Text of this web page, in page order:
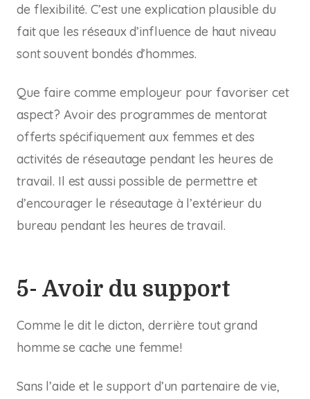
de flexibilité. C’est une explication plausible du
fait que les réseaux d’influence de haut niveau
sont souvent bondés d’hommes.
Que faire comme employeur pour favoriser cet
aspect? Avoir des programmes de mentorat
offerts spécifiquement aux femmes et des
activités de réseautage pendant les heures de
travail. Il est aussi possible de permettre et
d’encourager le réseautage à l’extérieur du
bureau pendant les heures de travail.
5- Avoir du support
Comme le dit le dicton, derrière tout grand
homme se cache une femme!
Sans l’aide et le support d’un partenaire de vie,